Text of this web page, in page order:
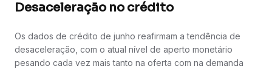
Desaceleração no crédito
Os dados de crédito de junho reafirmam a tendência de
desaceleração, com o atual nível de aperto monetário
pesando cada vez mais tanto na oferta com na demanda